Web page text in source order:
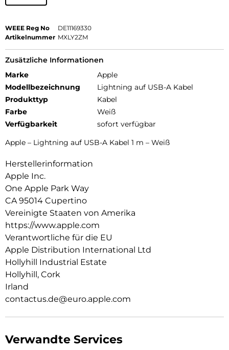
WEEE Reg No
DE11169330
Artikelnummer MXLY2ZM
Zusätzliche Informationen
Marke
Apple
Modellbezeichnung
Lightning auf USB-A Kabel
Produkttyp
Kabel
Farbe
Weiß
Verfügbarkeit
sofort verfügbar
Apple – Lightning auf USB-A Kabel 1 m – Weiß
Herstellerinformation
Apple Inc.
One Apple Park Way
CA 95014 Cupertino
Vereinigte Staaten von Amerika
https://www.apple.com
Verantwortliche für die EU
Apple Distribution International Ltd
Hollyhill Industrial Estate
Hollyhill, Cork
Irland
contactus.de@euro.apple.com
Verwandte Services